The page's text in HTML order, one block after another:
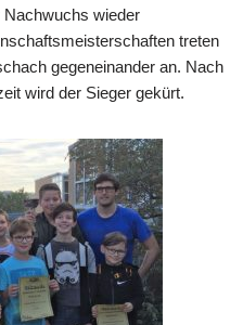
wieder
treten
gegeneinander an. Nach
wird der Sieger gekürt.